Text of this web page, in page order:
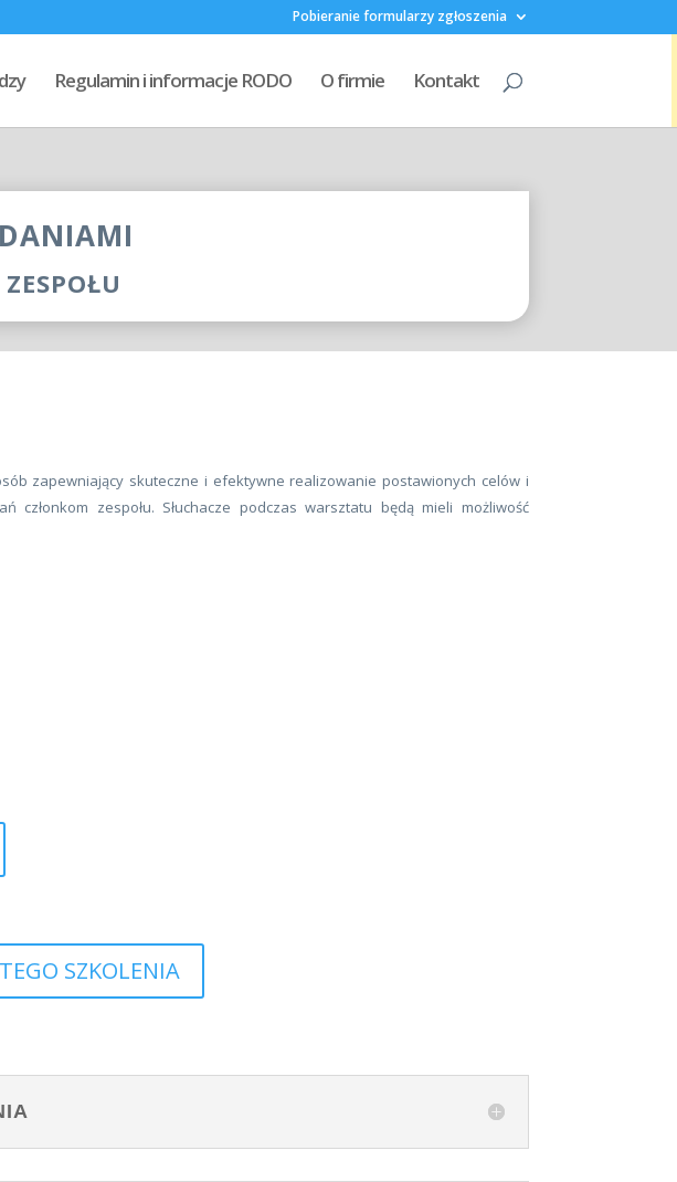
Pobieranie formularzy zgłoszenia
Regulamin i informacje RODO O firmie Kontakt
zapewniający skuteczne i efektywne realizowanie postawionych celów i
zespołu. Słuchacze podczas warsztatu będą mieli możliwość
SZKOLENIA